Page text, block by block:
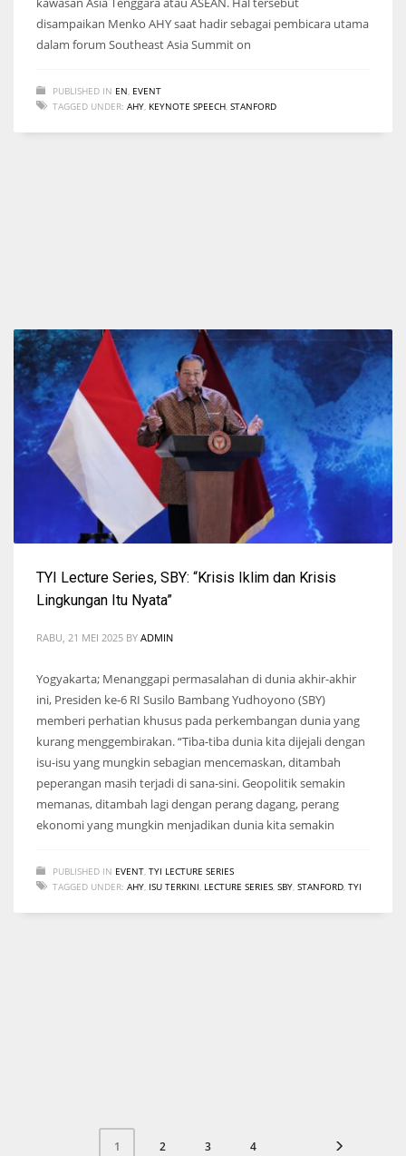
disampaikan Menko AHY saat hadir sebagai pembicara utama
dalam forum Southeast Asia Summit on
PUBLISHED IN EN EVENT
TAGGED UNDER: AHY KEYNOTE SPEECH STANFORD
TYI Lecture Series, SBY: “Krisis Iklim dan Krisis
Lingkungan Itu Nyata”
RABU, 21 MEI 2025 BY ADMIN
Yogyakarta; Menanggapi permasalahan di dunia akhir-akhir
ini, Presiden ke-6 RI Susilo Bambang Yudhoyono (SBY)
memberi perhatian khusus pada perkembangan dunia yang
kurang menggembirakan. “Tiba-tiba dunia kita dijejali dengan
isu-isu yang mungkin sebagian mencemaskan, ditambah
peperangan masih terjadi di sana-sini. Geopolitik semakin
memanas, ditambah lagi dengan perang dagang, perang
ekonomi yang mungkin menjadikan dunia kita semakin
PUBLISHED IN EVENT TYI LECTURE SERIES
TAGGED UNDER: AHY ISU TERKINI LECTURE SERIES SBY STANFORD TYI
1 2 3 4